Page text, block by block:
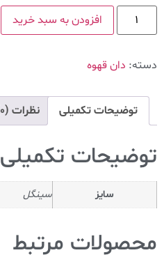
افزودن به سبد خرید
دسته: دان قهوه
توضیحات تکمیلی نظرات (0)
توضیحات تکمیلی
سایز سینگل
محصولات مرتبط